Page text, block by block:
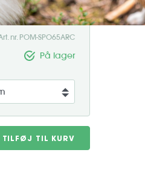
nr. POM-SPO65ARC
På lager
TILFØJ TIL KURV